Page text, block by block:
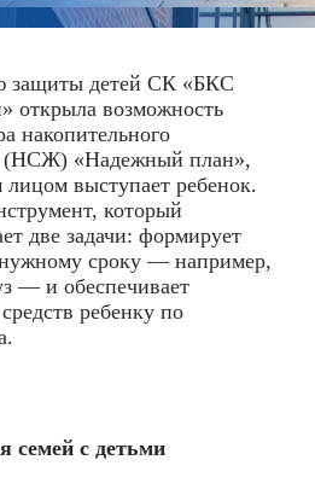
защиты детей СК «БКС
открыла возможность
накопительного
(НСЖ) «Надежный план»,
лицом выступает ребенок.
который
две задачи: формирует
сроку — например,
— и обеспечивает
ребенку по
семей с детьми